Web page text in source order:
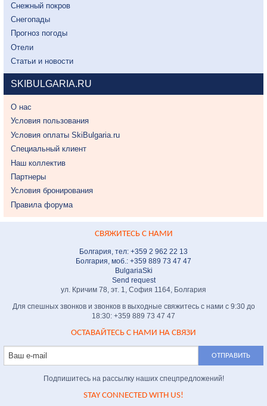
Снежный покров
Снегопады
Прогноз погоды
Отели
Статьи и новости
SKIBULGARIA.RU
О нас
Условия пользования
Условия оплаты SkiBulgaria.ru
Специальный клиент
Наш коллектив
Партнеры
Условия бронирования
Правила форума
СВЯЖИТЕСЬ С НАМИ
Болгария, тел: +359 2 962 22 13
Болгария, моб.: +359 889 73 47 47
BulgariaSki
Send request
ул. Кричим 78, эт. 1, София 1164, Болгария
Для спешных звонков и звонков в выходные свяжитесь с нами с 9:30 до
18:30: +359 889 73 47 47
ОСТАВАЙТЕСЬ С НАМИ НА СВЯЗИ
Подпишитесь на рассылку наших спецпредложений!
STAY CONNECTED WITH US!